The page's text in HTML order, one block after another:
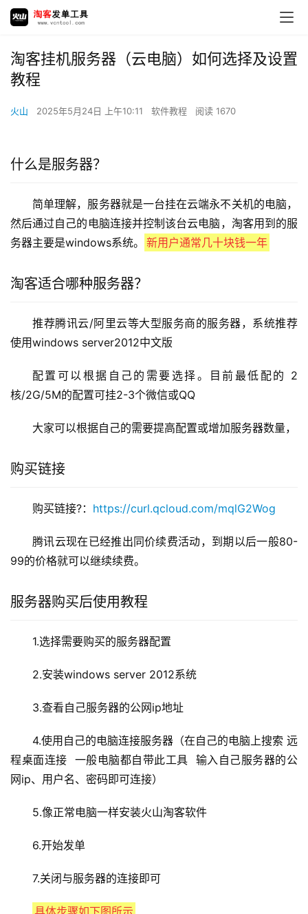
淘客挂机服务器（云电脑）如何选择及设置
教程
火山 2025年5月24日 上午10:11 软件教程 阅读 1670
什么是服务器？
简单理解，服务器就是一台挂在云端永不关机的电脑，
然后通过自己的电脑连接并控制该台云电脑，淘客用到的服
务器主要是windows系统。
新用户通常几十块钱一年
淘客适合哪种服务器？
推荐腾讯云/阿里云等大型服务商的服务器，系统推荐
使用windows server2012中文版
配置可以根据自己的需要选择。目前最低配的 2
核/2G/5M的配置可挂2-3个微信或QQ
大家可以根据自己的需要提高配置或增加服务器数量，
购买链接
购买链接?： https://curl.qcloud.com/mqlG2Wog
腾讯云现在已经推出同价续费活动，到期以后一般80-
99的价格就可以继续续费。
服务器购买后使用教程
1.选择需要购买的服务器配置
2.安装windows server 2012系统
3.查看自己服务器的公网ip地址
4.使用自己的电脑连接服务器（在自己的电脑上搜索 远
程桌面连接  一般电脑都自带此工具  输入自己服务器的公
网ip、用户名、密码即可连接）
5.像正常电脑一样安装火山淘客软件
6.开始发单
7.关闭与服务器的连接即可
具体步骤如下图所示